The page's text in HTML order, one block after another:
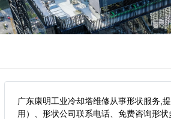
广东康明工业冷却塔维修从事形状服务,
用）、形状公司联系电话、免费咨询形